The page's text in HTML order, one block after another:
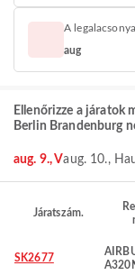
A
aug
Ellenőrizze a járatok
Berlin Brandenburg
aug. 9., Vaug. 10., H
Járatszám.
SK2677